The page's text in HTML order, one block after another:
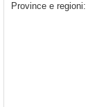
Province e regioni: